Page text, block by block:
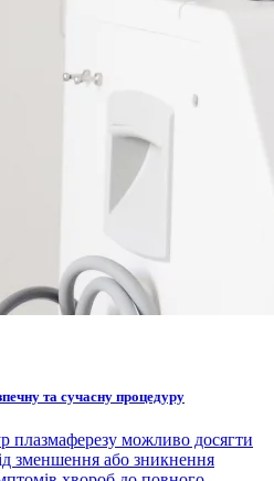
та сучасну процедуру
плазмаферезу можливо досягти
зменшення або зникнення